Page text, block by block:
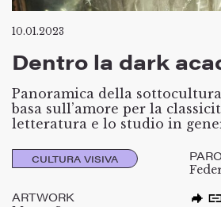
10.01.2023
Dentro la dark
Panoramica della
basa sull’amore per la
letteratura e lo studio in
CULTURA VISIVA
ARTWORK